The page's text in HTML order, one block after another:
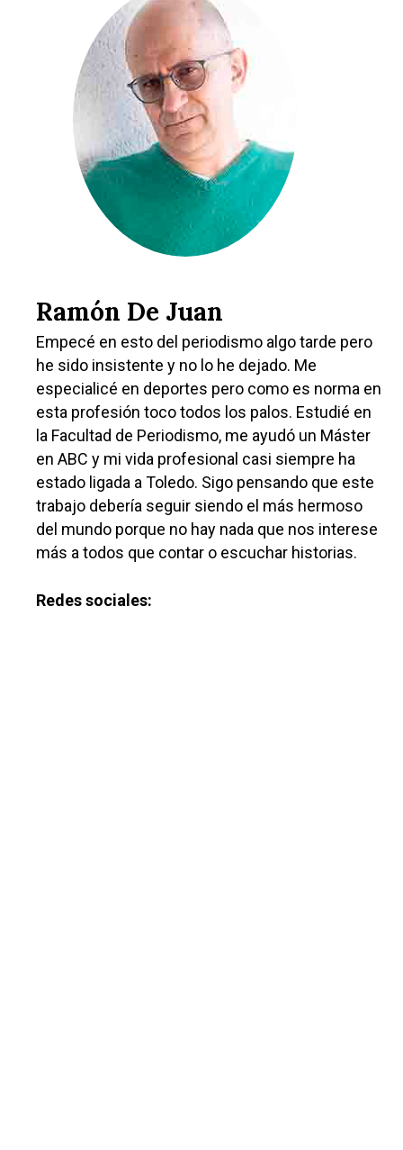
Ramón De Juan
Empecé en esto del periodismo algo tarde pero
he sido insistente y no lo he dejado. Me
especialicé en deportes pero como es norma en
esta profesión toco todos los palos. Estudié en
la Facultad de Periodismo, me ayudó un Máster
en ABC y mi vida profesional casi siempre ha
estado ligada a Toledo. Sigo pensando que este
trabajo debería seguir siendo el más hermoso
del mundo porque no hay nada que nos interese
más a todos que contar o escuchar historias.
Redes sociales:
Toledo
Ciudad Real
Albacete
Sanidad
Economía
Educación
Sucesos
Medio Ambiente
Planeta Rural
Especiales
Política
Galerías